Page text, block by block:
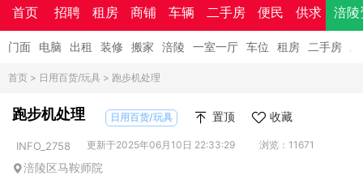
首页 招聘 租房 商铺 车辆 二手房 便民 供求 涪陵
门面 电脑 出租 装修 搬家 涪陵 一室一厅 车位 租房 二手房
首页 > 日用百货/玩具 > 跑步机处理
跑步机处理 日用百货/玩具 置顶 收藏
INFO_2758 更新于2025年06月10日 22:33:29 浏览：11671
涪陵区马鞍师院